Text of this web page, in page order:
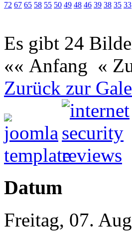
72 67 65 58 55 50 49 48 46 39 38 35 33
Es gibt 24
«« Anfang «
Zurück zur
Datum
Freitag, 07.